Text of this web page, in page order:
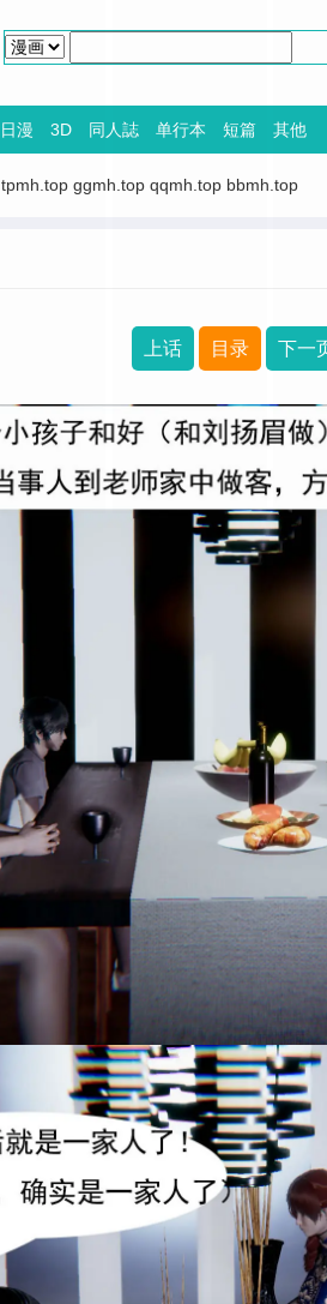
日漫 3D 同人誌 单行本 短篇 其他
tpmh.top ggmh.top qqmh.top bbmh.top
上话 目录 下一